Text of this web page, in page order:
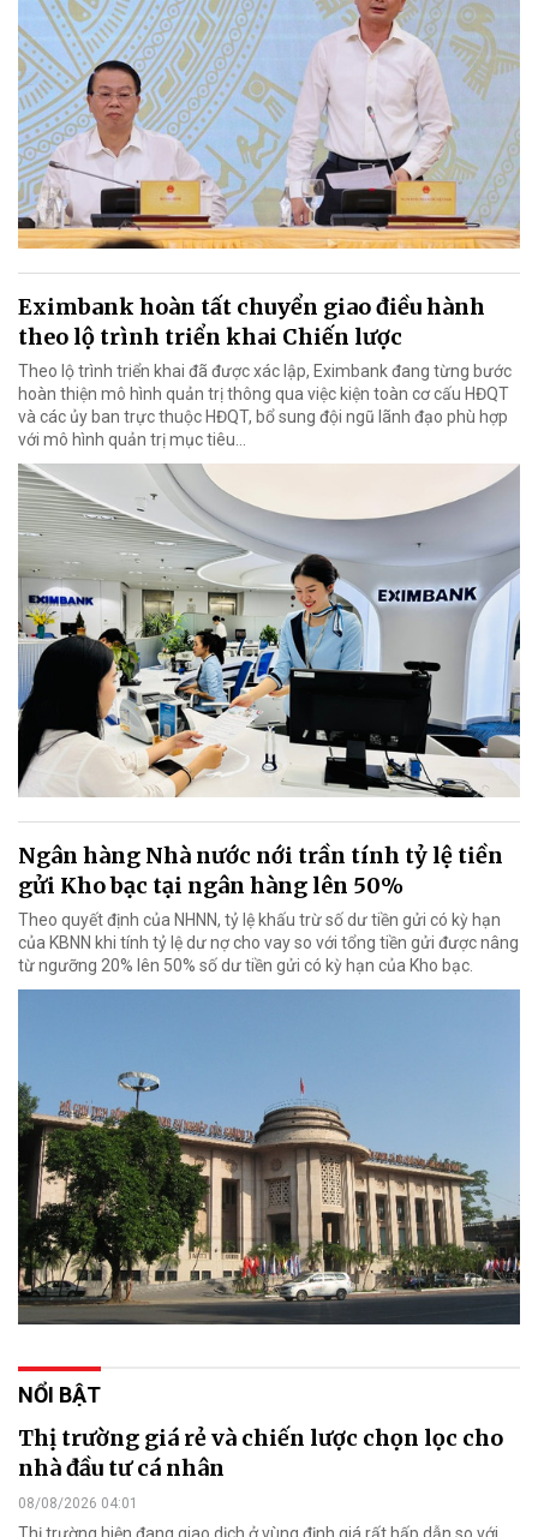
Eximbank hoàn tất chuyển giao điều hành
theo lộ trình triển khai Chiến lược
Theo lộ trình triển khai đã được xác lập, Eximbank đang từng bước
hoàn thiện mô hình quản trị thông qua việc kiện toàn cơ cấu HĐQT
và các ủy ban trực thuộc HĐQT, bổ sung đội ngũ lãnh đạo phù hợp
với mô hình quản trị mục tiêu...
Ngân hàng Nhà nước nới trần tính tỷ lệ tiền
gửi Kho bạc tại ngân hàng lên 50%
Theo quyết định của NHNN, tỷ lệ khấu trừ số dư tiền gửi có kỳ hạn
của KBNN khi tính tỷ lệ dư nợ cho vay so với tổng tiền gửi được nâng
từ ngưỡng 20% lên 50% số dư tiền gửi có kỳ hạn của Kho bạc.
NỔI BẬT
Thị trường giá rẻ và chiến lược chọn lọc cho
nhà đầu tư cá nhân
08/08/2026 04:01